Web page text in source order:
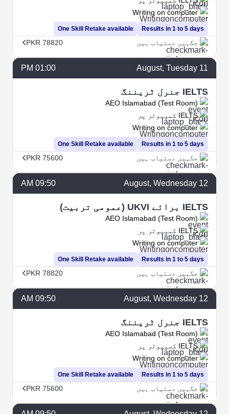
Results in 1 to 5 days
Writing on computer
One Skill Retake available
جگہیں دستیاب ہیں PKR 78820
11
August, Tuesday
01:00 PM
IELTS جنرل ٹریننگ
AEO Islamabad (Test Room)
Results in 1 to 5 days
IELTS کمپیوٹر پر
Writing on computer
One Skill Retake available
جگہیں دستیاب ہیں PKR 75600
12
August, Wednesday
09:50 AM
IELTS برائے UKVI (عمومی تربیت)
AEO Islamabad (Test Room)
Results in 1 to 5 days
IELTS کمپیوٹر پر
Writing on computer
One Skill Retake available
جگہیں دستیاب ہیں PKR 78820
12
August, Wednesday
09:50 AM
IELTS جنرل ٹریننگ
AEO Islamabad (Test Room)
Results in 1 to 5 days
IELTS کمپیوٹر پر
Writing on computer
One Skill Retake available
جگہیں دستیاب ہیں PKR 75600